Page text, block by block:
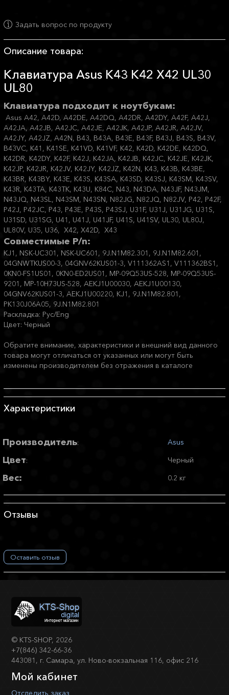
Задать вопрос по продукту
Описание товара:
Клавиатура Asus K43 K42 X42 UL30
UL80
Клавиатура подходит к ноутбукам:
Asus A42, A42D, A42DE, A42DQ, A42DR, A42DY, A42F, A42J,
A42JA, A42JB, A42JC, A42JE, A42JK, A42JP, A42JR, A42JV,
A42JY, A42JZ, A42N, B43, B43A, B43E, B43F, B43J, B43S, B43V,
B43VC, K41, K41SE, K41VD, K41VF, K42, K42D, K42DE, K42DQ,
K42DR, K42DY, K42F, K42J, K42JA, K42JB, K42JC, K42JE, K42JK,
K42JP, K42JR, K42JV, K42JY, K42JZ, K42N, K43, K43B, K43BE,
K43BR, K43BY, K43E, K43S, K43SA, K43SD, K43SJ, K43SM, K43SV,
K43R, K43TA, K43TK, K43U, K84C, N43, N43DA, N43JF, N43JM,
N43JQ, N43SL, N43SM, N43SN, N82JG, N82JQ, N82JV, P42, P42F,
P42J, P42JC, P43, P43E, P43S, P43SJ, U31F, U31J, U31JG, U31S,
U31SD, U31SG, U41, U41J, U41JF, U41S, U41SV, UL30, UL80J,
UL80V, U35, U36, X42, X42D, X43
Совместимые P/n:
KJ1, NSK-UC301, NSK-UC601, 9J.N1M82.301, 9J.N1M82.601,
04GNWTKUS00-3, 04GNV62KUS01-3, V111362AS1, V111362BS1,
0KN0-FS1US01, 0KN0-ED2US01, MP-09Q53US-528, MP-09Q53US-
9201, MP-10H73US-528, AEKJ1U00030, AEKJ1U00130,
04GNV62KUS01-3, AEKJ1U00220, KJ1, 9J.N1M82.801,
PK130J06A05, 9J.N1M82.801
Раскладка: Рус/Eng
Цвет: Черный
Обратите внимание, характеристики и внешний вид данного
товара могут отличаться от указанных или могут быть
изменены производителем без отражения в каталоге
Характеристики
Производитель: Asus
Цвет: Черный
Вес: 0.2 кг
Отзывы
Оставить отзыв
© KTS-SHOP, 2026
+7(846) 342-66-36
443081, г. Самара, ул. Ново-вокзальная 116, офис 216
Мой кабинет
Отследить заказ